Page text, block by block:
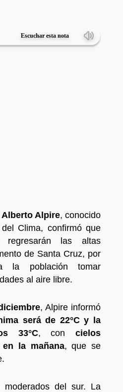
Escuchar esta nota
Alberto Alpire, conocido
Clima, confirmó que
las altas
de Santa Cruz, por
la población tomar
al aire libre.
, Alpire informó
será de 22°C y la
33°C, concielos
en la mañana, que se
moderados del sur. La